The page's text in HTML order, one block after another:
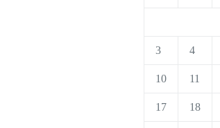
3 4
10 11
17 18